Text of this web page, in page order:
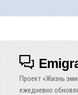
Проект «Жизнь
ежедневно